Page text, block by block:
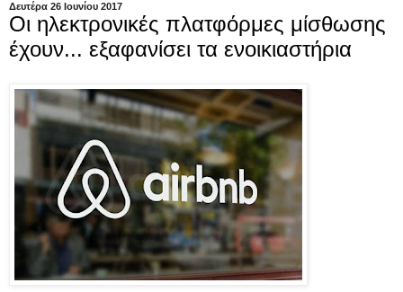
Δευτέρα 26 Ιουνίου 2017
Οι ηλεκτρονικές πλατφόρμες μίσθωσης
έχουν... εξαφανίσει τα ενοικιαστήρια